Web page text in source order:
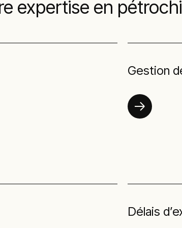
expertise en
Gestion
Délais